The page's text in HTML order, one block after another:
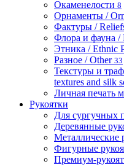
Окаменелости 8
Орнаменты /
Фактуры /
Флора и фауна /
Этника / Ethnic
Разное / Other 33
Текстуры и
textures and silk
Личная печать
Рукоятки
Для сургучных
Деревянные
Металлические
Фигурные
Премиум-